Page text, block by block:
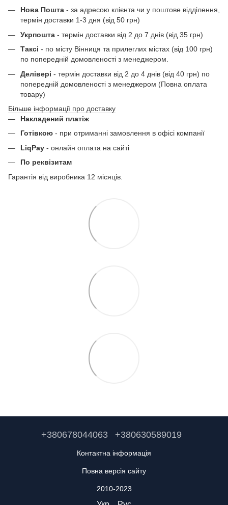
Нова Пошта - за адресою клієнта чи у поштове відділення,
термін доставки 1-3 дня (від 50 грн)
Укрпошта - термін доставки від 2 до 7 днів (від 35 грн)
Таксі - по місту Вінниця та прилеглих містах (від 100 грн)
по попередній домовленості з менеджером.
Делівері - термін доставки від 2 до 4 днів (від 40 грн) по
попередній домовленості з менеджером (Повна оплата
товару)
Більше інформації про доставку
Накладений платіж
Готівкою - при отриманні замовлення в офісі компанії
LiqPay - онлайн оплата на сайті
По реквізитам
Гарантія від виробника 12 місяців.
+380678044063 +380630589019
Контактна інформація
Повна версія сайту
2010-2023